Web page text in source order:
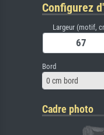
Configurez
Largeur (motif,
Bord
0 cm bord
Cadre photo